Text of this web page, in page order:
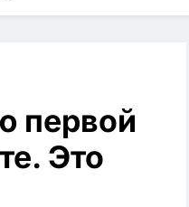
первой
Это